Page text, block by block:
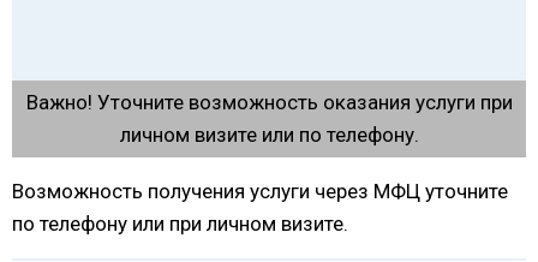
Важно! Уточните возможность оказания услуги при
личном визите или по телефону.
Возможность получения услуги через МФЦ уточните
по телефону или при личном визите.